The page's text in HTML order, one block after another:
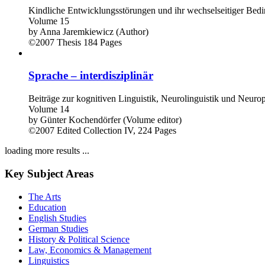
Kindliche Entwicklungsstörungen und ihr wechselseitiger
Volume 15
by Anna Jaremkiewicz (Author)
©2007 Thesis 184 Pages
Sprache – interdisziplinär
Beiträge zur kognitiven Linguistik, Neurolinguistik und
Volume 14
by Günter Kochendörfer (Volume editor)
©2007 Edited Collection IV, 224 Pages
loading more results ...
Key Subject Areas
The Arts
Education
English Studies
German Studies
History & Political Science
Law, Economics & Management
Linguistics